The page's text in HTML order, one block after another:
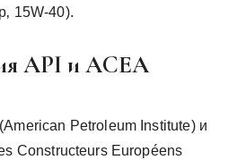
15W-40).
API и ACEA
Petroleum Institute) и
Constructeurs Européens